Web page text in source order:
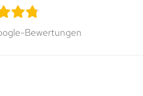
Bewertungen